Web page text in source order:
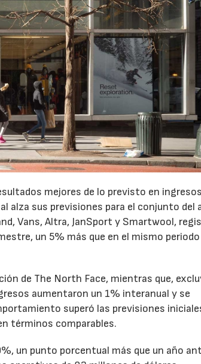
mejores de lo previsto en
alza sus previsiones para el conjunto del
Vans, Altra, JanSport y Smartwool,
un 5% más que en el mismo periodo
de The North Face, mientras que,
aumentaron un 1% interanual y se
superó las previsiones
términos comparables.
un punto porcentual más que un año